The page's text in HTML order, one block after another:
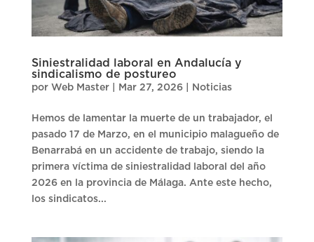
Siniestralidad laboral en Andalucía y
sindicalismo de postureo
por Web Master| Mar 27, 2026| Noticias
Hemos de lamentar la muerte de un trabajador, el
pasado 17 de Marzo, en el municipio malagueño de
Benarrabá en un accidente de trabajo, siendo la
primera víctima de siniestralidad laboral del año
2026 en la provincia de Málaga. Ante este hecho,
los sindicatos...